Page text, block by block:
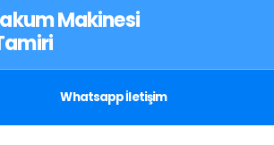
Makinesi
Whatsapp İletişim